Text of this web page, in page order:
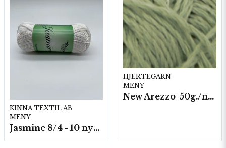
KINNA TEXTIL AB
MENY
Jasmine 8/4 - 10 nystan a50g./fp.
HJERTEGARN
MENY
New Arezzo-50g./nyst. 10 st/fp.